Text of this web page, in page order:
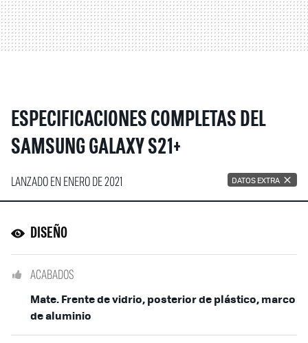
ESPECIFICACIONES COMPLETAS DEL
SAMSUNG GALAXY S21+
LANZADO EN ENERO DE 2021 DATOS EXTRA
DISEÑO
ACABADOS
Mate. Frente de vidrio, posterior de plástico, marco
de aluminio